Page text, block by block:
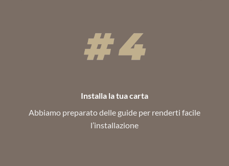
Installa la tua carta
Abbiamo preparato delle guide per renderti facile
l’installazione